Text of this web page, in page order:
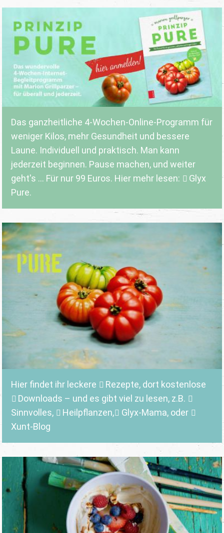
Das ganzheitliche 4-Wochen-Online-Programm für
weniger Kilos, mehr Gesundheit und bessere
Laune. Individuell und praktisch. Man kann
jederzeit beginnen. Pause machen, und weiter
geht's ... Für nur 99 Euros. Hier mehr lesen:
Glyx
Pure.
Hier findet ihr leckere Rezepte, dort kostenlose
Downloads – und es gibt viel zu lesen, z.B.
Sinnvolles, Heilpflanzen, Glyx-Mama,oder
Xunt-Blog